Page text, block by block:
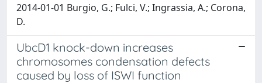
2014-01-01 Burgio, G.; Fulci, V.; Ingrassia, A.; Corona,
D.
UbcD1 knock-down increases
chromosomes condensation defects
caused by loss of ISWI function